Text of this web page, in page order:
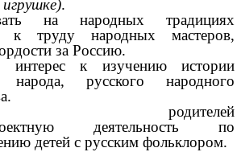
.
на народных традициях
к труду народных мастеров,
за Россию.
интерес к изучению истории
народа, русского народного
родителей
деятельность по
детей с русским фольклором.